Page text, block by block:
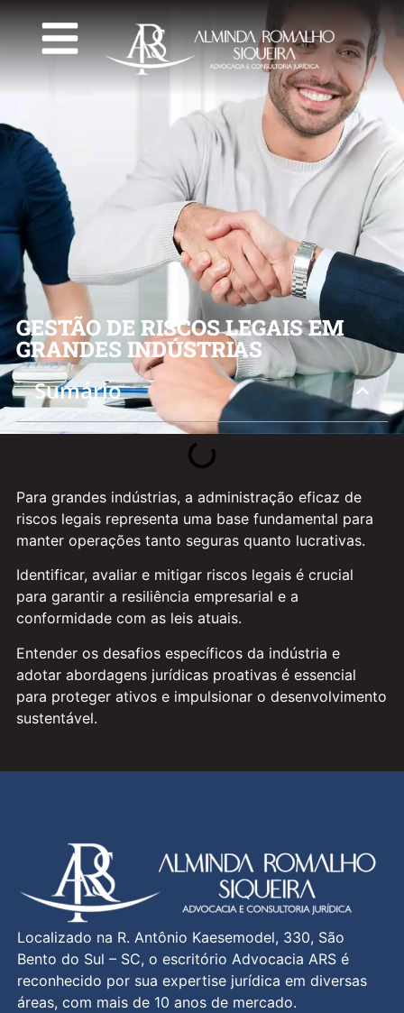
GESTÃO DE RISCOS LEGAIS EM
GRANDES INDÚSTRIAS
Sumário
Para grandes indústrias, a administração eficaz de
riscos legais representa uma base fundamental para
manter operações tanto seguras quanto lucrativas.
Identificar, avaliar e mitigar riscos legais é crucial
para garantir a resiliência empresarial e a
conformidade com as leis atuais.
Entender os desafios específicos da indústria e
adotar abordagens jurídicas proativas é essencial
para proteger ativos e impulsionar o desenvolvimento
sustentável.
Localizado na R. Antônio Kaesemodel, 330, São
Bento do Sul – SC, o escritório Advocacia ARS é
reconhecido por sua expertise jurídica em diversas
áreas, com mais de 10 anos de mercado.